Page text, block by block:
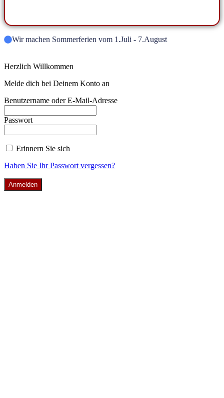
Wir machen Sommerferien vom 1.Juli - 7.August
Herzlich Willkommen
Melde dich bei Deinem Konto an
Benutzername oder E-Mail-Adresse
Passwort
Erinnern Sie sich
Haben Sie Ihr Passwort vergessen?